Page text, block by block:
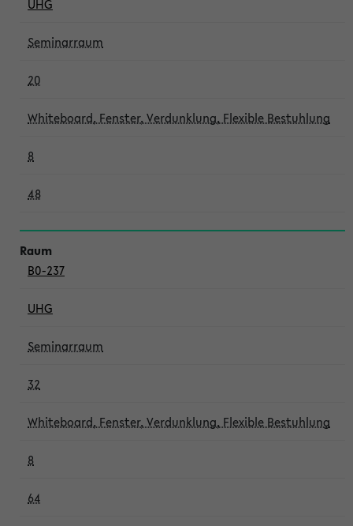
UHG
Seminarraum
20
Whiteboard, Fenster, Verdunklung, Flexible Bestuhlung
8
48
B0-237
UHG
Seminarraum
32
Whiteboard, Fenster, Verdunklung, Flexible Bestuhlung
8
64